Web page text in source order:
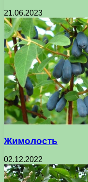
21.06.2023
Жимолость
02.12.2022